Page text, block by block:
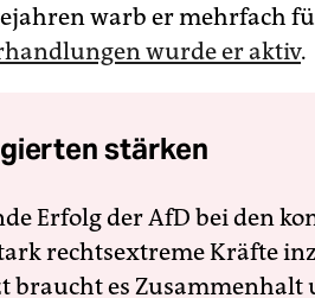
warb er mehrfach
wurde er aktiv.
stärken
Erfolg der AfD bei den
rechtsextreme Kräfte
braucht es